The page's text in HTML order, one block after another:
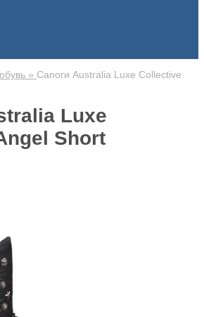
» Сапоги Australia Luxe Collective
Luxe
Short